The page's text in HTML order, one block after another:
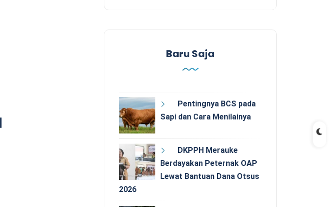
Baru Saja
Pentingnya BCS pada
Sapi dan Cara Menilainya
DKPPH Merauke
Berdayakan Peternak OAP
Lewat Bantuan Dana Otsus
2026